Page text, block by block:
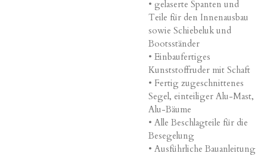
• gelaserte Spanten und
Teile für den Innenausbau
sowie Schiebeluk und
Bootsständer
• Einbaufertiges
Kunststoffruder mit Schaft
• Fertig zugeschnittenes
Segel, einteiliger Alu-Mast,
Alu-Bäume
• Alle Beschlagteile für die
Besegelung
• Ausführliche Bauanleitung